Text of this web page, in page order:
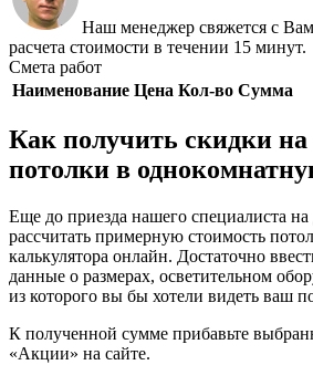
Наш менеджер свяжется с
расчета стоимости в течении 15 минут.
Смета работ
Наименование Цена Кол-во Сумма
Как получить скидки
потолки в
Еще до приезда нашего специалиста
рассчитать примерную стоимость
калькулятора онлайн. Достаточно
данные о размерах, осветительном
из которого вы бы хотели видеть ваш
К полученной сумме прибавьте
«Акции» на сайте.